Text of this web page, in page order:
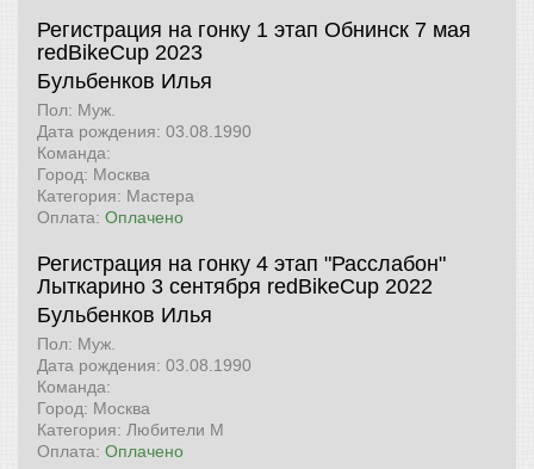
Регистрация на гонку 1 этап Обнинск 7 мая
redBikeCup 2023
Бульбенков Илья
Пол: Муж.
Дата рождения: 03.08.1990
Команда:
Город: Москва
Категория: Мастера
Оплата: Оплачено
Регистрация на гонку 4 этап "Расслабон"
Лыткарино 3 сентября redBikeCup 2022
Бульбенков Илья
Пол: Муж.
Дата рождения: 03.08.1990
Команда:
Город: Москва
Категория: Любители М
Оплата: Оплачено